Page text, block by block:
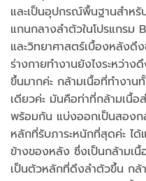
และเป็นอุปกรณ์พื้นฐานสำห
แกนกลางลำตัวในโปรแกร
และวิทยาศาสตร์เบื้องหลังดึง
ร่างกายทำงานยังไงระหว่าง
ขึ้นมากค่ะ กล้ามเนื้อที่ทำงา
เดียวค่ะ มันคือท่าที่กล้ามเนื้
พร้อมกัน แบ่งออกเป็นสอง
หลักที่รับภาระหนักที่สุดค่ะ ไ
ข้างของหลัง ซึ่งเป็นกล้ามเ
เป็นตัวหลักที่ดึงลำตัวขึ้น กล้